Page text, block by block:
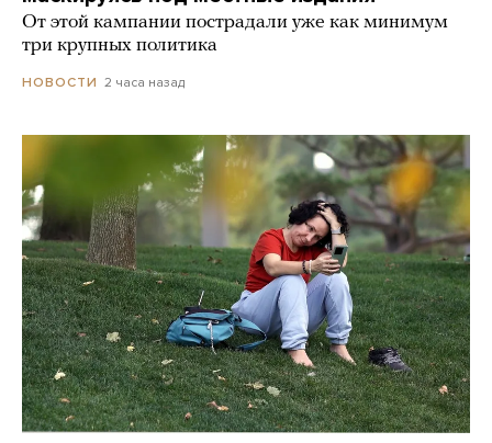
От этой кампании пострадали уже как минимум
три крупных политика
НОВОСТИ 2 часа назад